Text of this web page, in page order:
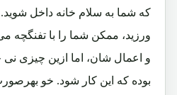
که شما به سلام خانه داخل شوید.
ورزید، ممکن شما را با تفنگچه می
و اعمال شان، اما ازین چیزی نی
بوده که این کار شود. خو